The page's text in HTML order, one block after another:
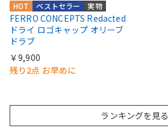
実物
ベストセラー
HOT
FERRO CONCEPTS Redacted
ドライ ロゴキャップ オリーブ
ドラブ
￥9,900
残り2点 お早めに
ランキングを見る